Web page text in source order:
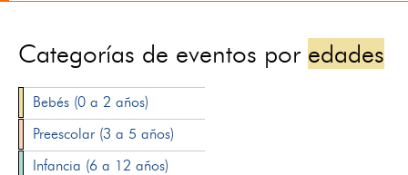
Categorías de eventos por edades
Bebés (0 a 2 años)
Preescolar (3 a 5 años)
Infancia (6 a 12 años)